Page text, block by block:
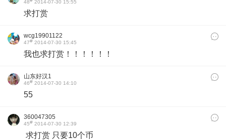
48 2014-07-30 15:55
求打赏
wcg19901122
47# 2014-07-30 15:45
我也求打赏！！！！！！
山东好汉1
46# 2014-07-30 14:10
55
360047305
45# 2014-07-30 12:39
求打赏 只要10个币